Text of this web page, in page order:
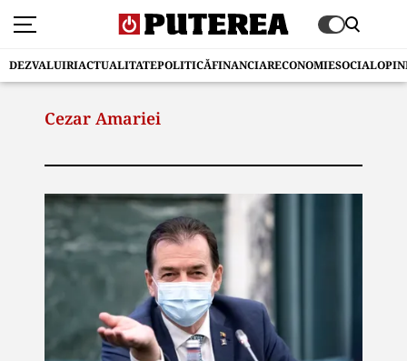
DEZVALUIRIACTUALITATEPOLITICĂFINANCIARECONOMIESOCIAL
Cezar Amariei